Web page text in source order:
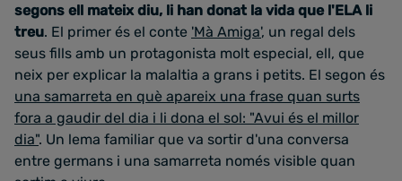
segons ell mateix diu, li han donat la vida que l'ELA li
treu. El primer és el conte 'Mà Amiga', un regal dels
seus fills amb un protagonista molt especial, ell, que
neix per explicar la malaltia a grans i petits. El segon és
una samarreta en què apareix una frase quan surts
fora a gaudir del dia i li dona el sol: "Avui és el millor
dia". Un lema familiar que va sortir d'una conversa
entre germans i una samarreta només visible quan